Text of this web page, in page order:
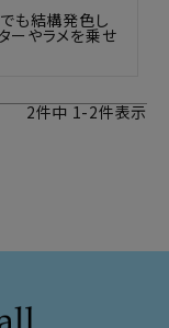
も結構発色し
ーやラメを乗せ
2件中 1-2件表示